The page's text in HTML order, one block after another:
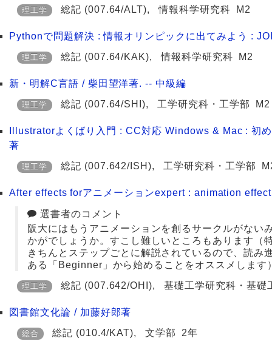
理工学 総記 (007.64/ALT),情報科学研究科 M2
Pythonで問題解決 : 情報オリンピックに出てみよう :
理工学 総記 (007.64/KAK),情報科学研究科 M2
新・明解C言語 / 柴田望洋著. -- 中級編
理工学 総記 (007.64/SHI), 工学研究科・工学部 M2
Illustratorよくばり入門 : CC対応 Windows & Mac : 初
著
理工学 総記 (007.642/ISH), 工学研究科・工学部
After effects forアニメーションexpert : animation
選書者のコメント
阪大にはもうアニメーションを創るサークルがな
かがでしょうか。すこし難しいところもあります（
きちんとステップごとに解説されているので、読
ある「Beginner」から始めることをオススメします
理工学 総記 (007.642/OHI),基礎工学研究科・基礎
図書館文化論 / 加藤好郎著
総合 総記 (010.4/KAT),文学部 2年